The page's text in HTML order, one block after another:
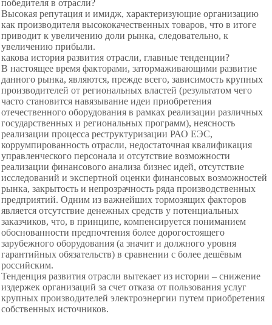
победителя в отрасли?
Высокая репутация и имидж, характеризующие организацию
как производителя высококачественных товаров, что в итоге
приводит к увеличению доли рынка, следовательно, к
увеличению прибыли.
какова история развития отрасли, главные тенденции?
В настоящее время факторами, затормаживающими развитие
данного рынка, являются, прежде всего, зависимость крупных
производителей от региональных властей (результатом чего
часто становится навязывание идеи приобретения
отечественного оборудования в рамках реализации различных
государственных и региональных программ), неясность
реализации процесса реструктуризации РАО ЕЭС,
коррумпированность отрасли, недостаточная квалификация
управленческого персонала и отсутствие возможности
реализации финансового анализа бизнес идей, отсутствие
исследований и экспертной оценки финансовых возможностей
рынка, закрытость и непрозрачность ряда производственных
предприятий. Одним из важнейших тормозящих факторов
является отсутствие денежных средств у потенциальных
заказчиков, что, в принципе, компенсируется пониманием
обоснованности предпочтения более дорогостоящего
зарубежного оборудования (а значит и должного уровня
гарантийных обязательств) в сравнении с более дешёвым
российским.
Тенденция развития отрасли вытекает из истории – снижение
издержек организаций за счет отказа от пользования услуг
крупных производителей электроэнергии путем приобретения
собственных источников.